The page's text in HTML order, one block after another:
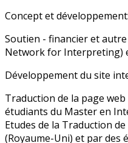
Concept et
Soutien - financier et
Network for Interpreting)
Développement du site
Traduction de la page
étudiants du Master en
Etudes de la Traduction
(Royaume-Uni) et par